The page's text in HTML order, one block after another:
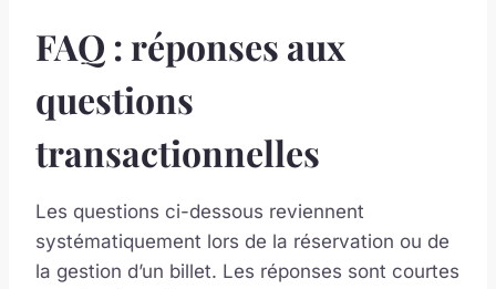
FAQ : réponses aux
questions
transactionnelles
Les questions ci-dessous reviennent
systématiquement lors de la réservation ou de
la gestion d’un billet. Les réponses sont courtes